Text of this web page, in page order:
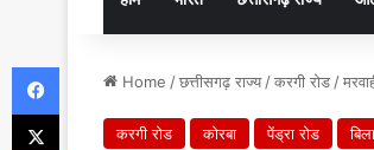
Home /छत्तीसगढ़ राज्य /करगी रोड /
करगी रोड कोरबा पेंड्रा रोड
Facebook
X